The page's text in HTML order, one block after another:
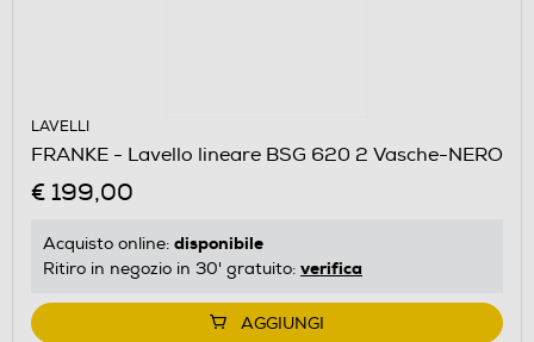
LAVELLI
FRANKE - Lavello lineare BSG 620 2 Vasche-NERO
€ 199,00
Acquisto online: disponibile
Ritiro in negozio in 30' gratuito: verifica
AGGIUNGI